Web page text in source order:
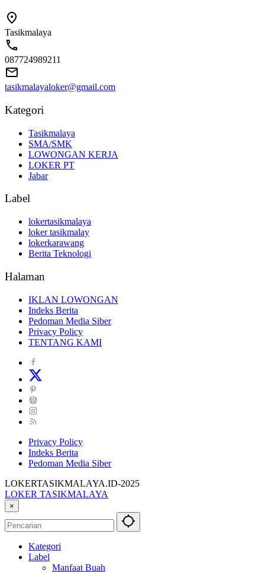
Tasikmalaya
087724989211
tasikmalayaloker@gmail.com
Kategori
Tasikmalaya
SMA/SMK
LOWONGAN KERJA
LOKER PT
Jabar
Label
lokertasikmalaya
loker tasikmalay
lokerkarawang
Berita Teknologi
Halaman
IKLAN LOWONGAN
Indeks Berita
Pedoman Media Siber
Privacy Policy
TENTANG KAMI
Privacy Policy
Indeks Berita
Pedoman Media Siber
LOKERTASIKMALAYA.ID-2025
LOKER TASIKMALAYA
Info
Lowongan
Kerja
Sekitarna
×
Kategori
Label
Manfaat Buah